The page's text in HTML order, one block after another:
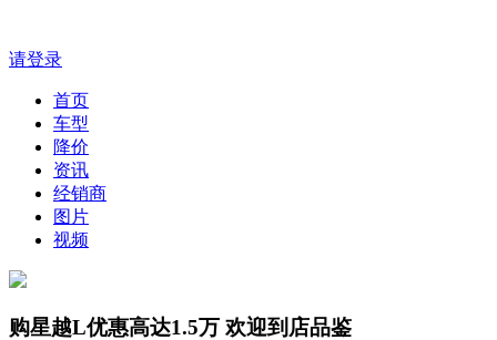
请登录
首页
车型
降价
资讯
经销商
图片
视频
购星越L优惠高达1.5万 欢迎到店品鉴